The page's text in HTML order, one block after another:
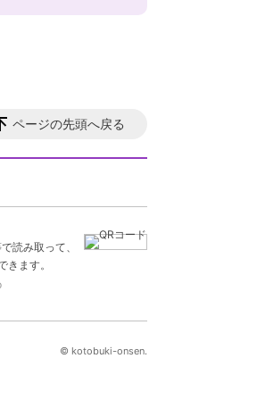
ページの先頭へ戻る
読み取って、
きます。
© kotobuki-onsen.